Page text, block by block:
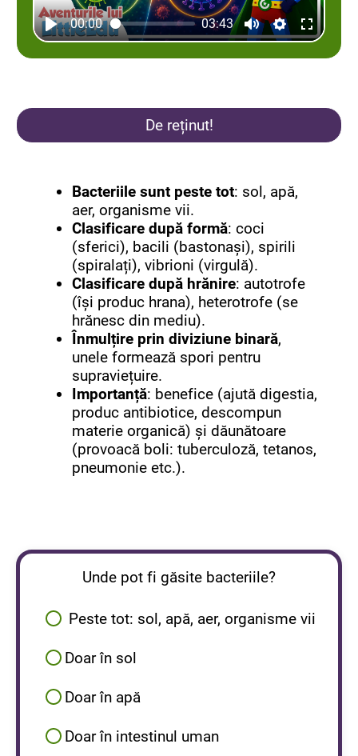
00:00 03:43
De reținut!
Bacteriile sunt peste tot: sol, apă,
aer, organisme vii.
Clasificare după formă: coci
(sferici), bacili (bastonași), spirili
(spiralați), vibrioni (virgulă).
Clasificare după hrănire: autotrofe
(își produc hrana), heterotrofe (se
hrănesc din mediu).
Înmulțire prin diviziune binară,
unele formează spori pentru
supraviețuire.
Importanță: benefice (ajută digestia,
produc antibiotice, descompun
materie organică) și dăunătoare
(provoacă boli: tuberculoză, tetanos,
pneumonie etc.).
Unde pot fi găsite bacteriile?
Peste tot: sol, apă, aer, organisme vii
Doar în sol
Doar în apă
Doar în intestinul uman